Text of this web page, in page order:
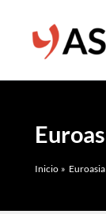
contenido
Inicio Euroasia